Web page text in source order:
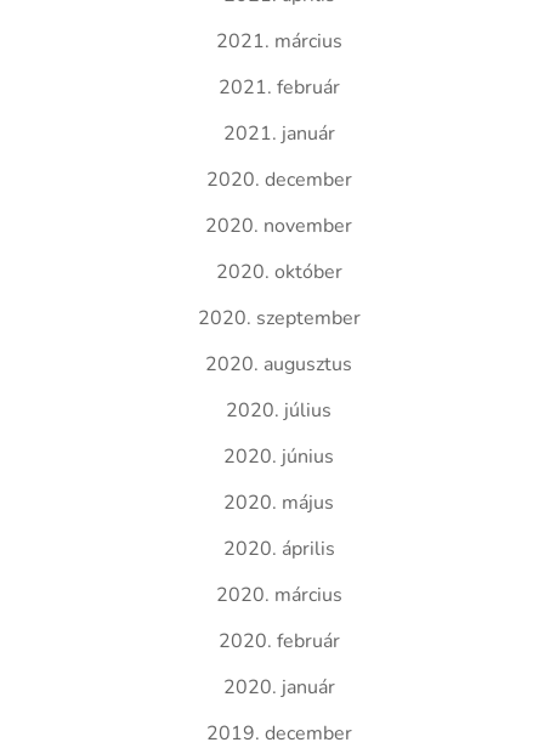
2021. március
2021. február
2021. január
2020. december
2020. november
2020. október
2020. szeptember
2020. augusztus
2020. július
2020. június
2020. május
2020. április
2020. március
2020. február
2020. január
2019. december